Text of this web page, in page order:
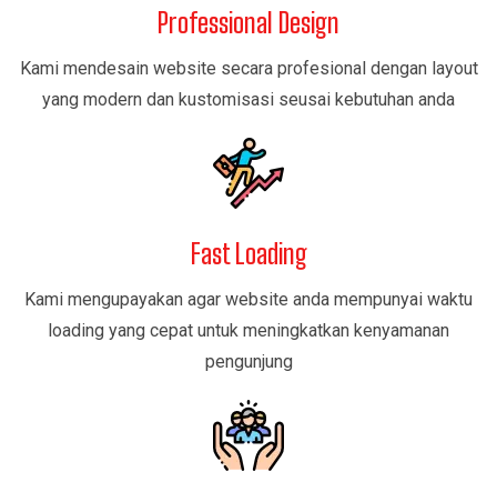
Professional Design
Kami mendesain website secara profesional dengan layout
yang modern dan kustomisasi seusai kebutuhan anda
Fast Loading
Kami mengupayakan agar website anda mempunyai waktu
loading yang cepat untuk meningkatkan kenyamanan
pengunjung